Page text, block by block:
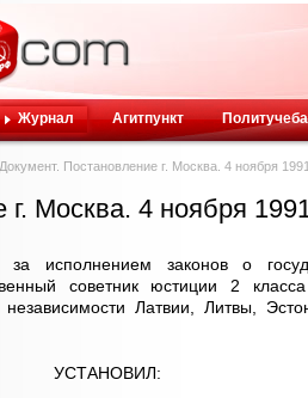
Журнал Агитпункт Политучеба
Документ. Постановление г. Москва. 4 ноября 1991
Москва. 4 ноября
исполнением законов о
советник юстиции 2
Латвии, Литвы,
УСТАНОВИЛ: